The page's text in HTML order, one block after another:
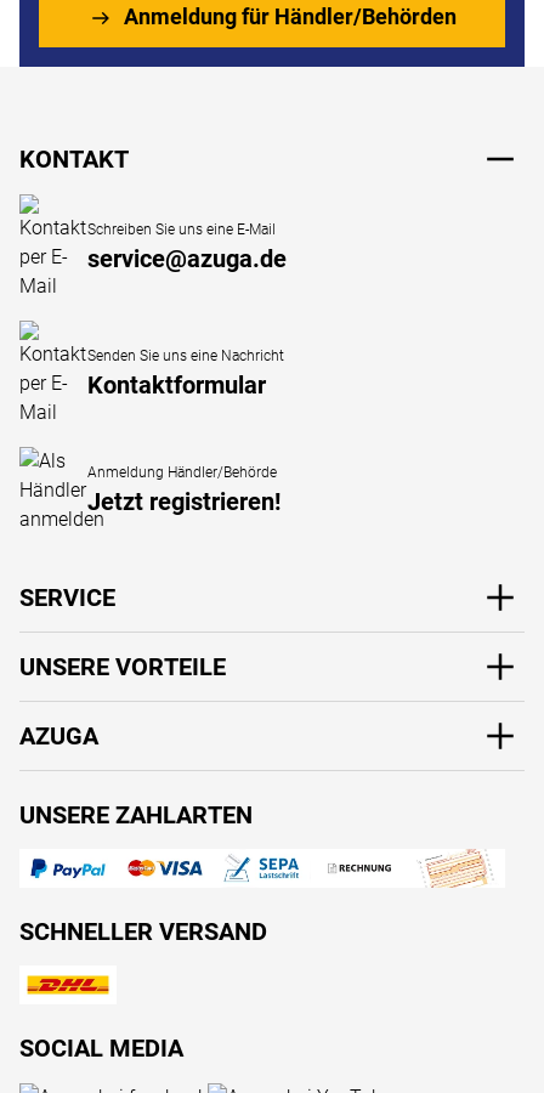
Anmeldung für Händler/Behörden
KONTAKT
Schreiben Sie uns eine E-Mail
service@azuga.de
Senden Sie uns eine Nachricht
Kontaktformular
Anmeldung Händler/Behörde
Jetzt registrieren!
SERVICE
UNSERE VORTEILE
AZUGA
UNSERE ZAHLARTEN
SCHNELLER VERSAND
SOCIAL MEDIA